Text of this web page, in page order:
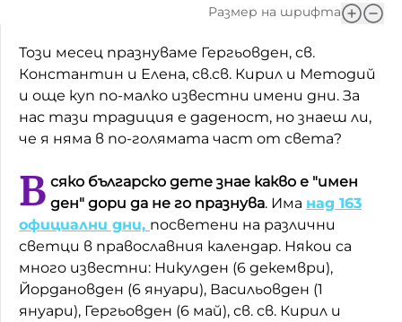
Къщата
Златната ябълка
Непознатите думи
Като Айнщайн
Домашен любимец
Питаме Ви
До ре ми
Размер на шрифта
Този месец празнуваме Гергьовден, св.
Константин и Елена, св.св. Кирил и Методий
и още куп по-малко известни имени дни. За
нас тази традиция е даденост, но знаеш ли,
че я няма в по-голямата част от света?
В сяко българско дете знае какво е "имен
ден" дори да не го празнува. Има над 163
официални дни, посветени на различни
светци в православния календар. Някои са
много известни: Никулден (6 декември),
Йордановден (6 януари), Васильовден (1
януари), Гергьовден (6 май), св. св. Кирил и